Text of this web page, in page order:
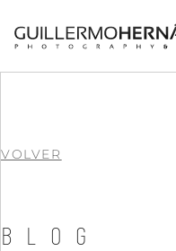
VOLVER
BLOG